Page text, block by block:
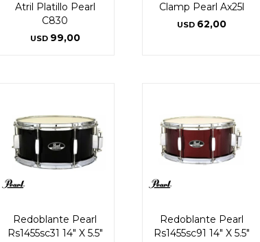
Atril Platillo Pearl
C830
USD 99,00
Clamp Pearl Ax25l
USD 62,00
Redoblante Pearl
Rs1455sc31 14" X 5.5"
Redoblante Pearl
Rs1455sc91 14" X 5.5"